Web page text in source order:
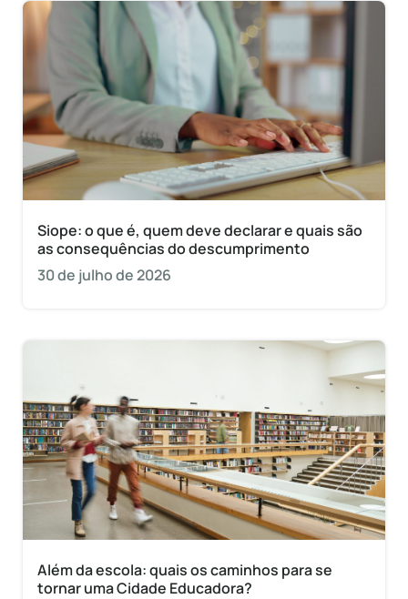
Siope: o que é, quem deve declarar e quais são
as consequências do descumprimento
30 de julho de 2026
Além da escola: quais os caminhos para se
tornar uma Cidade Educadora?